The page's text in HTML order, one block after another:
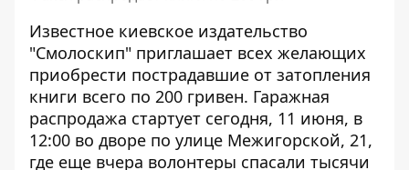
Известное киевское издательство
"Смолоскип" приглашает всех желающих
приобрести пострадавшие от затопления
книги всего по 200 гривен. Гаражная
распродажа стартует сегодня, 11 июня, в
12:00 во дворе по улице Межигорской, 21,
где еще вчера волонтеры спасали тысячи